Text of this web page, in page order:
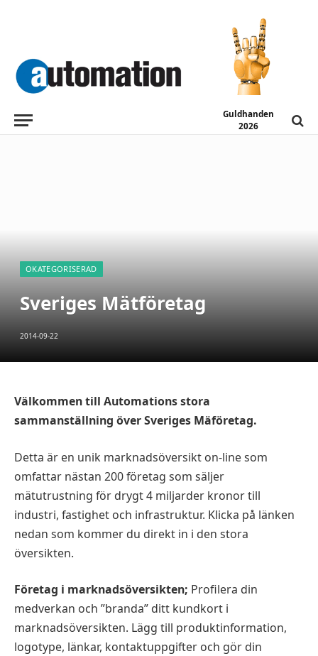
Guldhanden
2026
OKATEGORISERAD
Sveriges Mätföretag
2014-09-22
Välkommen till Automations stora
sammanställning över Sveriges Mäföretag.
Detta är en unik marknadsöversikt on-line som
omfattar nästan 200 företag som säljer
mätutrustning för drygt 4 miljarder kronor till
industri, fastighet och infrastruktur. Klicka på länken
nedan som kommer du direkt in i den stora
översikten.
Företag i marknadsöversikten; Profilera din
medverkan och ”branda” ditt kundkort i
marknadsöversikten. Lägg till produktinformation,
logotype, länkar, kontaktuppgifter och gör din